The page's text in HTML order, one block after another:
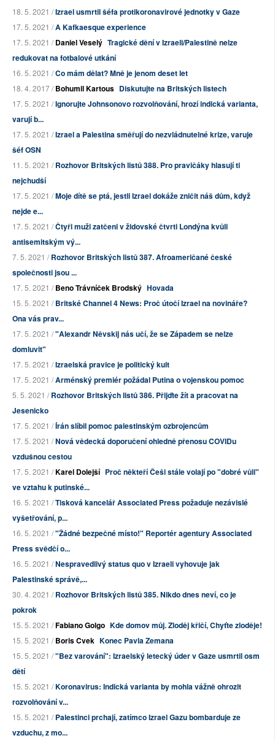
18. 5. 2021 /Izrael usmrtil šéfa protikoronavirové jednotky v Gaze
17. 5. 2021 /A Kafkaesque experience
17. 5. 2021 /Daniel Veselý Tragické dění v Izraeli/Palestině nelze
redukovat na fotbalové utkání
16. 5. 2021 /Co mám dělat? Mně je jenom deset let
18. 4. 2017 /Bohumil Kartous Diskutujte na Britských listech
17. 5. 2021 /Ignorujte Johnsonovo rozvolňování, hrozí indická varianta,
varují b...
17. 5. 2021 /Izrael a Palestina směřují do nezvládnutelné krize, varuje
šéf OSN
11. 5. 2021 /Rozhovor Britských listů 388. Pro pravičáky hlasují ti
nejchudší
17. 5. 2021 /Moje dítě se ptá, jestli Izrael dokáže zničit náš dům, když
nejde e...
17. 5. 2021 /Čtyři muži zatčeni v židovské čtvrti Londýna kvůli
antisemitským vý...
7. 5. 2021 /Rozhovor Britských listů 387. Afroameričané české
společnosti jsou ...
17. 5. 2021 /Beno Trávníček Brodský Hovada
15. 5. 2021 /Britské Channel 4 News: Proč útočí Izrael na novináře?
Ona vás prav...
17. 5. 2021 /"Alexandr Něvskij nás učí, že se Západem se nelze
domluvit"
17. 5. 2021 /Izraelská pravice je politický kult
17. 5. 2021 /Arménský premiér požádal Putina o vojenskou pomoc
5. 5. 2021 /Rozhovor Britských listů 386. Přijďte žít a pracovat na
Jesenicko
17. 5. 2021 /Írán slíbil pomoc palestinským ozbrojencům
17. 5. 2021 /Nová vědecká doporučení ohledně přenosu COVIDu
vzdušnou cestou
17. 5. 2021 /Karel Dolejší Proč někteří Češi stále volají po "dobré vůli"
ve vztahu k putinské...
16. 5. 2021 /Tisková kancelář Associated Press požaduje nezávislé
vyšetřování, p...
16. 5. 2021 /"Žádné bezpečné místo!" Reportér agentury Associated
Press svědčí o...
16. 5. 2021 /Nespravedlivý status quo v Izraeli vyhovuje jak
Palestinské správě,...
30. 4. 2021 /Rozhovor Britských listů 385. Nikdo dnes neví, co je
pokrok
15. 5. 2021 /Fabiano Golgo Kde domov můj. Zloděj křičí, Chyťte zloděje!
15. 5. 2021 /Boris Cvek Konec Pavla Zemana
15. 5. 2021 /"Bez varování": Izraelský letecký úder v Gaze usmrtil osm
dětí
15. 5. 2021 /Koronavirus: Indická varianta by mohla vážně ohrozit
rozvolňování v...
15. 5. 2021 /Palestinci prchají, zatímco Izrael Gazu bombarduje ze
vzduchu, z mo...